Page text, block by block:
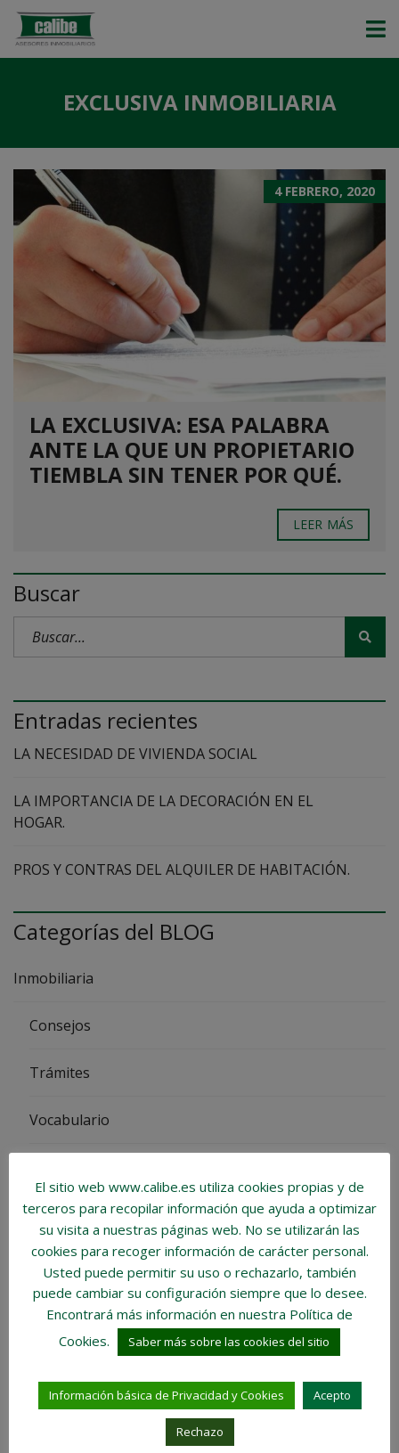
EXCLUSIVA INMOBILIARIA
4 FEBRERO, 2020
LA EXCLUSIVA: ESA PALABRA
ANTE LA QUE UN PROPIETARIO
TIEMBLA SIN TENER POR QUÉ.
LEER MÁS
Buscar
Entradas recientes
LA NECESIDAD DE VIVIENDA SOCIAL
LA IMPORTANCIA DE LA DECORACIÓN EN EL
HOGAR.
PROS Y CONTRAS DEL ALQUILER DE HABITACIÓN.
Categorías del BLOG
Inmobiliaria
Consejos
Trámites
Vocabulario
Venta de Vivienda
Nuestra Inmobiliaria
Trabajo
Visión Inmobiliaria
Compra de Vivienda
El sitio web www.calibe.es utiliza cookies propias y de
terceros para recopilar información que ayuda a optimizar
su visita a nuestras páginas web. No se utilizarán las
cookies para recoger información de carácter personal.
Usted puede permitir su uso o rechazarlo, también
puede cambiar su configuración siempre que lo desee.
Encontrará más información en nuestra Política de
Cookies.
Saber más sobre las cookies del sitio
Información básica de Privacidad y Cookies Acepto
Rechazo